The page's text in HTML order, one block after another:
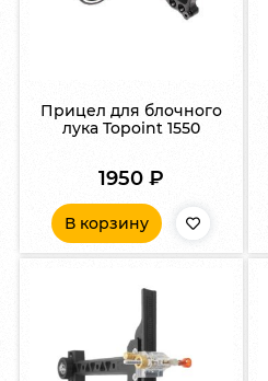
Прицел для блочного
лука Topoint 1550
1950 ₽
В корзину